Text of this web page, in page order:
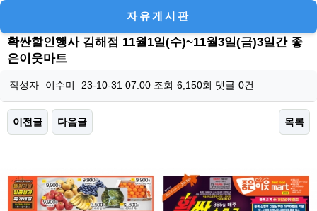
자유게시판
확싼할인행사 김해점 11월1일(수)~11월3일(금)3일간 좋
은이웃마트
작성자 이수미 23-10-31 07:00조회 6,150회 댓글 0건
이전글 다음글 목록
본문